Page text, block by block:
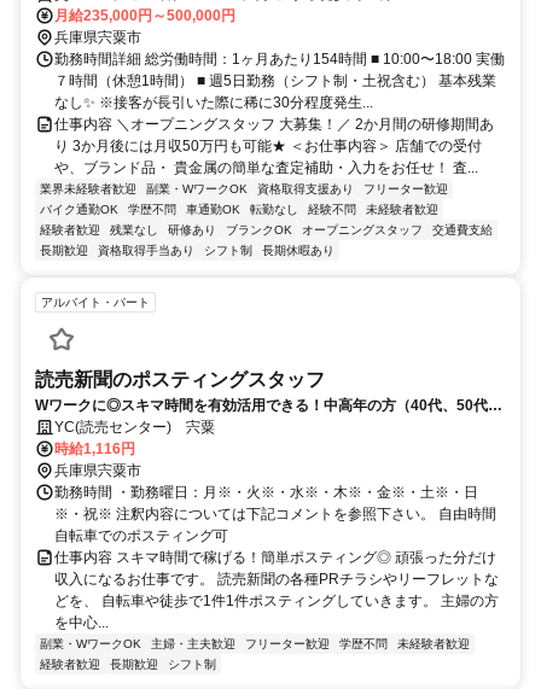
月給235,000円～500,000円
兵庫県宍粟市
勤務時間詳細 総労働時間：1ヶ月あたり154時間 ■ 10:00〜18:00 実働
７時間（休憩1時間） ■ 週5日勤務（シフト制・土祝含む） 基本残業
なし✨ ※接客が長引いた際に稀に30分程度発生...
仕事内容 ＼オープニングスタッフ 大募集！／ 2か月間の研修期間あ
り 3か月後には月収50万円も可能★ ＜お仕事内容＞ 店舗での受付
や、ブランド品・ 貴金属の簡単な査定補助・入力をお任せ！ 査...
業界未経験者歓迎 副業・WワークOK 資格取得支援あり
フリーター歓迎
バイク通勤OK
学歴不問 車通勤OK 転勤なし 経験不問
未経験者歓迎
経験者歓迎
残業なし 研修あり ブランクOK オープニングスタッフ
交通費支給
長期歓迎
資格取得手当あり シフト制 長期休暇あり
アルバイト・パート
読売新聞のポスティングスタッフ
Wワークに◎スキマ時間を有効活用できる！中高年の方（40代、50代、
60代）も活躍中！
YC(読売センター) 宍粟
時給1,116円
兵庫県宍粟市
勤務時間 ・勤務曜日：月※・火※・水※・木※・金※・土※・日
※・祝※ 注釈内容については下記コメントを参照下さい。 自由時間
自転車でのポスティング可
仕事内容 スキマ時間で稼げる！簡単ポスティング◎ 頑張った分だけ
収入になるお仕事です。 読売新聞の各種PRチラシやリーフレットな
どを、 自転車や徒歩で1件1件ポスティングしていきます。 主婦の方
を中心...
副業・WワークOK 主婦・主夫歓迎 フリーター歓迎 学歴不問
未経験者歓迎
経験者歓迎
長期歓迎 シフト制